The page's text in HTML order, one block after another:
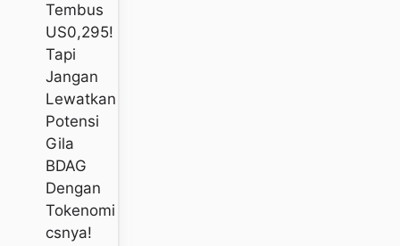
Tembus
US0,295!
Tapi
Jangan
Lewatkan
Potensi
Gila
BDAG
Dengan
Tokenomi
Csnya!